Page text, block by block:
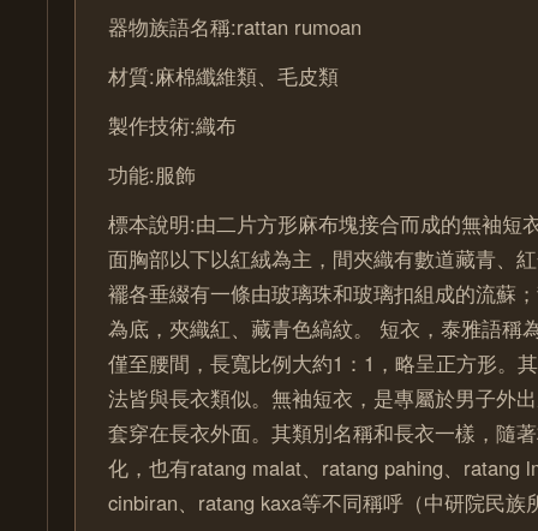
器物族語名稱:rattan rumoan
材質:麻棉纖維類、毛皮類
製作技術:織布
功能:服飾
標本說明:由二片方形麻布塊接合而成的無袖短
面胸部以下以紅絨為主，間夾織有數道藏青、
襬各垂綴有一條由玻璃珠和玻璃扣組成的流蘇
為底，夾織紅、藏青色縞紋。 短衣，泰雅語稱
僅至腰間，長寬比例大約1：1，略呈正方形。
法皆與長衣類似。無袖短衣，是專屬於男子外
套穿在長衣外面。其類別名稱和長衣一樣，隨
化，也有ratang malat、ratang pahing、ratang
cinbiran、ratang kaxa等不同稱呼（中研院民族